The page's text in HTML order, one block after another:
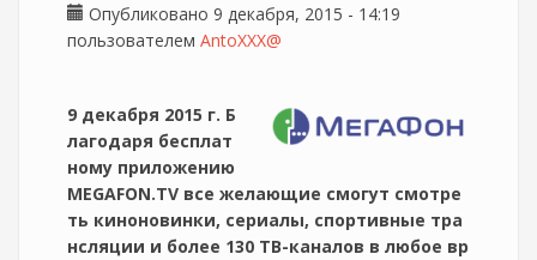
Опубликовано 9 декабря, 2015 - 14:19
пользователем AntoXXX@
9 декабря 2015 г. Б
лагодаря бесплат
ному приложению
MEGAFON.TV все желающие смогут смотре
ть киноновинки, сериалы, спортивные тра
нсляции и более 130 ТВ-каналов в любое вр